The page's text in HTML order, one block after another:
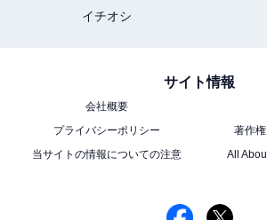
イチオシ
サイト情報
会社概要
プライバシーポリシー
著作
当サイトの情報についての注意
All